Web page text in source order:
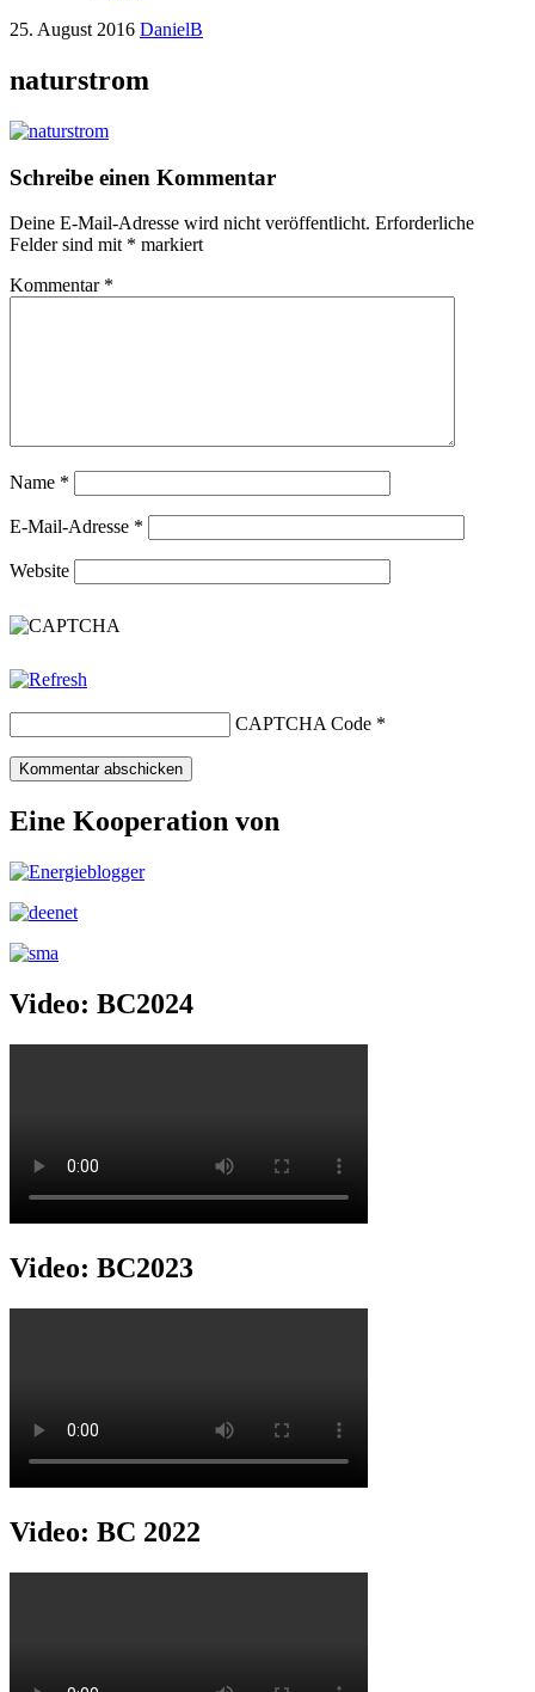
25. August 2016 DanielB
naturstrom
Schreibe einen Kommentar
Deine E-Mail-Adresse wird nicht veröffentlicht. Erforderliche
Felder sind mit * markiert
Kommentar *
Name *
E-Mail-Adresse *
Website
CAPTCHA Code *
Eine Kooperation von
Video: BC2024
Video: BC2023
Video: BC 2022